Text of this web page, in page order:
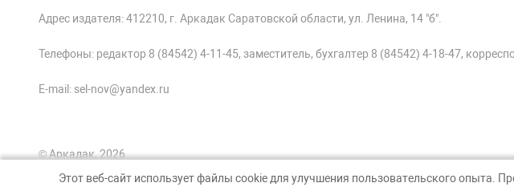
Адрес издателя: 412210, г. Аркадак Саратовской области, ул. Ленина, 14 "б".
Телефоны: редактор 8 (84542) 4-11-45, заместитель, бухгалтер 8 (84542) 4-18-47,
E-mail: sel-nov@yandex.ru
© Аркадак, 2026
Этот веб-сайт использует файлы cookie для улучшения пользовательского опыта.